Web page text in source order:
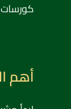
أهم